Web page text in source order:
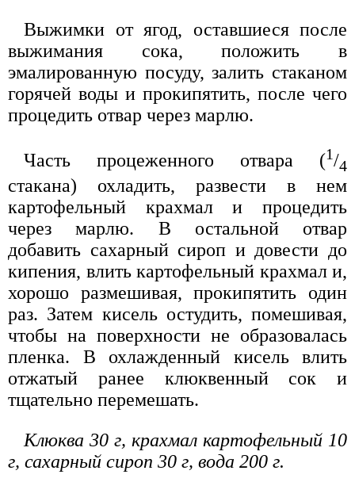
Выжимки от ягод, оставшиеся после
выжимания сока, положить в
эмалированную посуду, залить стаканом
горячей воды и прокипятить, после чего
процедить отвар через марлю.
Часть процеженного отвара (1/4
стакана) охладить, развести в нем
картофельный крахмал и процедить
через марлю. В остальной отвар
добавить сахарный сироп и довести до
кипения, влить картофельный крахмал и,
хорошо размешивая, прокипятить один
раз. Затем кисель остудить, помешивая,
чтобы на поверхности не образовалась
пленка. В охлажденный кисель влить
отжатый ранее клюквенный сок и
тщательно перемешать.
Клюква 30 г, крахмал картофельный 10
г, сахарный сироп 30 г, вода 200 г.